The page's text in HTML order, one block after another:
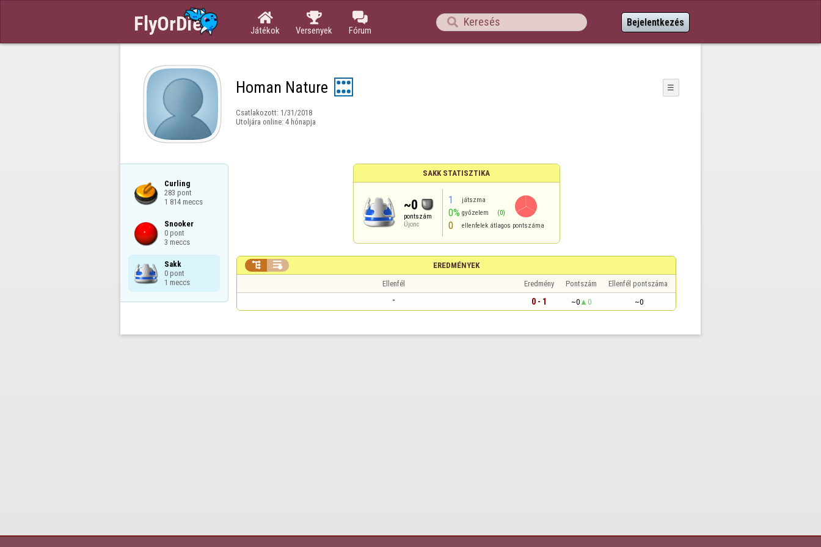

Játékok

Versenyek

Fórum
 Bejelentkezés
Homan Nature ☰
Csatlakozott: 1/31/2018
Utoljára online: 4 hónapja
Curling
283 pont
1 814 meccs
Snooker
0 pont
3 meccs
Sakk
0 pont
1 meccs
SAKK STATISZTIKA
~0
pontszám
Újonc
1 játszma
0% győzelem (0)
0 ellenfelek átlagos pontszáma
EREDMÉNYEK
 
Ellenfél Eredmény Pontszám
Ellenfél pontszáma
-
0 - 1 ~0 0 ~0